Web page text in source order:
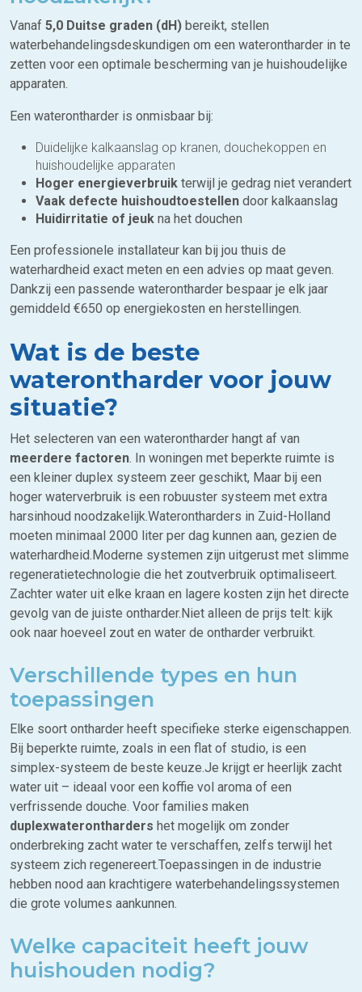
Vanaf 5,0 Duitse graden (dH) bereikt, stellen
waterbehandelingsdeskundigen om een waterontharder in te
zetten voor een optimale bescherming van je huishoudelijke
apparaten.
Een waterontharder is onmisbaar bij:
Duidelijke kalkaanslag op kranen, douchekoppen en
huishoudelijke apparaten
Hoger energieverbruik terwijl je gedrag niet verandert
Vaak defecte huishoudtoestellen door kalkaanslag
Huidirritatie of jeuk na het douchen
Een professionele installateur kan bij jou thuis de
waterhardheid exact meten en een advies op maat geven.
Dankzij een passende waterontharder bespaar je elk jaar
gemiddeld €650 op energiekosten en herstellingen.
Wat is de beste
waterontharder voor jouw
situatie?
Het selecteren van een waterontharder hangt af van
meerdere factoren. In woningen met beperkte ruimte is
een kleiner duplex systeem zeer geschikt, Maar bij een
hoger waterverbruik is een robuuster systeem met extra
harsinhoud noodzakelijk.Waterontharders in Zuid-Holland
moeten minimaal 2000 liter per dag kunnen aan, gezien de
waterhardheid.Moderne systemen zijn uitgerust met slimme
regeneratietechnologie die het zoutverbruik optimaliseert.
Zachter water uit elke kraan en lagere kosten zijn het directe
gevolg van de juiste ontharder.Niet alleen de prijs telt: kijk
ook naar hoeveel zout en water de ontharder verbruikt.
Verschillende types en hun
toepassingen
Elke soort ontharder heeft specifieke sterke eigenschappen.
Bij beperkte ruimte, zoals in een flat of studio, is een
simplex-systeem de beste keuze.Je krijgt er heerlijk zacht
water uit – ideaal voor een koffie vol aroma of een
verfrissende douche. Voor families maken
duplexwaterontharders het mogelijk om zonder
onderbreking zacht water te verschaffen, zelfs terwijl het
systeem zich regenereert.Toepassingen in de industrie
hebben nood aan krachtigere waterbehandelingssystemen
die grote volumes aankunnen.
Welke capaciteit heeft jouw
huishouden nodig?